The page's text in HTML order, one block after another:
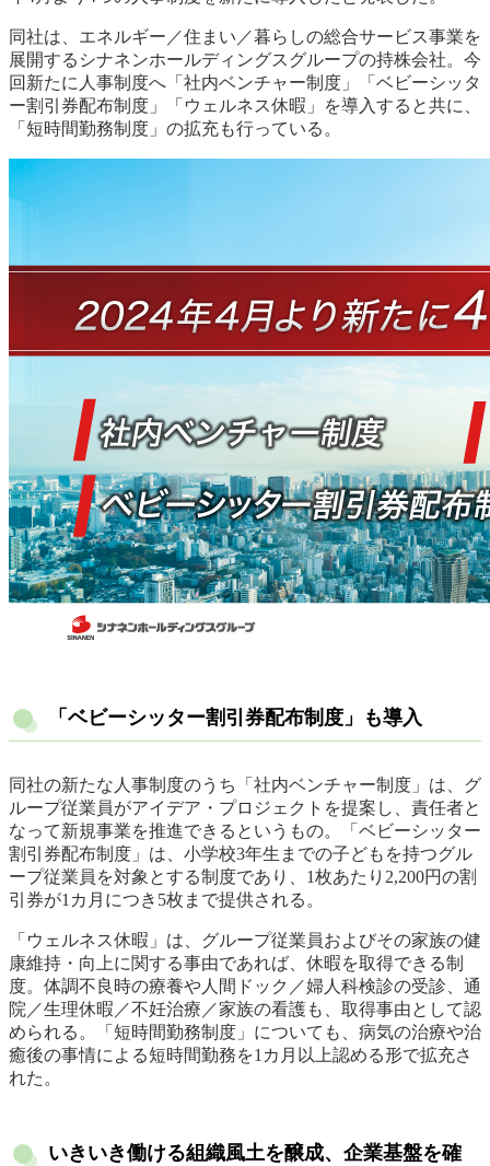
同社は、エネルギー／住まい／暮らしの総合サービス事業を
展開するシナネンホールディングスグループの持株会社。今
回新たに人事制度へ「社内ベンチャー制度」「ベビーシッタ
ー割引券配布制度」「ウェルネス休暇」を導入すると共に、
「短時間勤務制度」の拡充も行っている。
「ベビーシッター割引券配布制度」も導入
同社の新たな人事制度のうち「社内ベンチャー制度」は、グ
ループ従業員がアイデア・プロジェクトを提案し、責任者と
なって新規事業を推進できるというもの。「ベビーシッター
割引券配布制度」は、小学校3年生までの子どもを持つグル
ープ従業員を対象とする制度であり、1枚あたり2,200円の割
引券が1カ月につき5枚まで提供される。
「ウェルネス休暇」は、グループ従業員およびその家族の健
康維持・向上に関する事由であれば、休暇を取得できる制
度。体調不良時の療養や人間ドック／婦人科検診の受診、通
院／生理休暇／不妊治療／家族の看護も、取得事由として認
められる。「短時間勤務制度」についても、病気の治療や治
癒後の事情による短時間勤務を1カ月以上認める形で拡充さ
れた。
いきいき働ける組織風土を醸成、企業基盤を確